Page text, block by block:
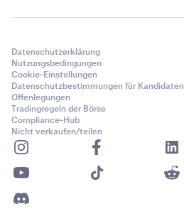
Datenschutzerklärung
Nutzungsbedingungen
Cookie-Einstellungen
Datenschutzbestimmungen für Kandidaten
Offenlegungen
Tradingregeln der Börse
Compliance-Hub
Nicht verkaufen/teilen